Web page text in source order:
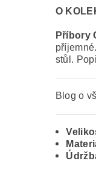
O
Příbory
stůl.
Blog o